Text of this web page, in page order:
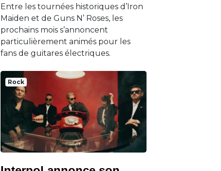
Entre les tournées historiques d’Iron
Maiden et de Guns N’ Roses, les
prochains mois s’annoncent
particulièrement animés pour les
fans de guitares électriques.
Rock